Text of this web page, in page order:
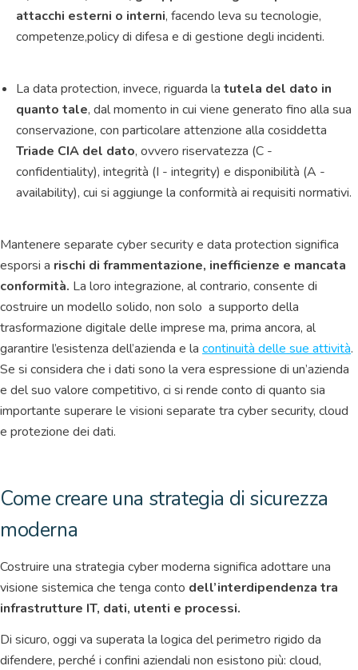
attacchi esterni o interni, facendo leva su tecnologie,
competenze,policy di difesa e di gestione degli incidenti.
La data protection, invece, riguarda la tutela del dato in
quanto tale, dal momento in cui viene generato fino alla sua
conservazione, con particolare attenzione alla cosiddetta
Triade CIA del dato, ovvero riservatezza (C -
confidentiality), integrità (I - integrity) e disponibilità (A -
availability), cui si aggiunge la conformità ai requisiti normativi.
Mantenere separate cyber security e data protection significa
esporsi a rischi di frammentazione, inefficienze e mancata
conformità. La loro integrazione, al contrario, consente di
costruire un modello solido, non solo a supporto della
trasformazione digitale delle imprese ma, prima ancora, al
garantire l’esistenza dell’azienda e la continuità delle sue attività.
Se si considera che i dati sono la vera espressione di un’azienda
e del suo valore competitivo, ci si rende conto di quanto sia
importante superare le visioni separate tra cyber security, cloud
e protezione dei dati.
Come creare una strategia di sicurezza
moderna
Costruire una strategia cyber moderna significa adottare una
visione sistemica che tenga conto dell’interdipendenza tra
infrastrutture IT, dati, utenti e processi.
Di sicuro, oggi va superata la logica del perimetro rigido da
difendere, perché i confini aziendali non esistono più: cloud,